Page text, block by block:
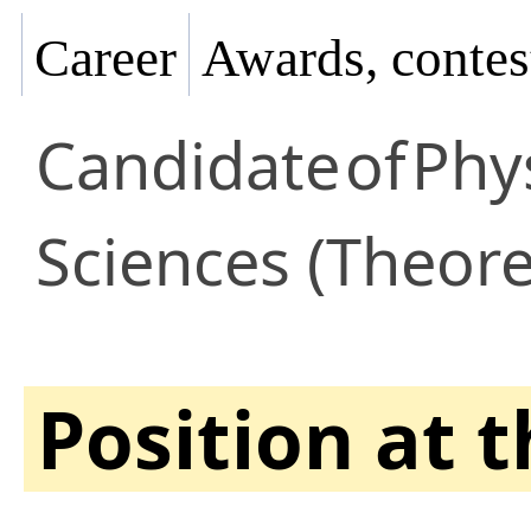
Career Awards,
Candidateof
Sciences
Position at